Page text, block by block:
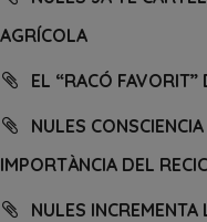
AGRÍCOLA
EL “RACÓ
NULES
IMPORTÀNCIA DEL
NULES